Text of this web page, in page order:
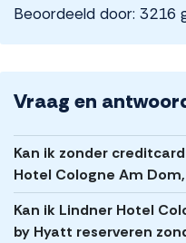
Beoordeeld door: 3216
Vraag en
Kan ik zonder
Hotel Cologne Am
Kan ik Lindner Hotel
by Hyatt reserveren